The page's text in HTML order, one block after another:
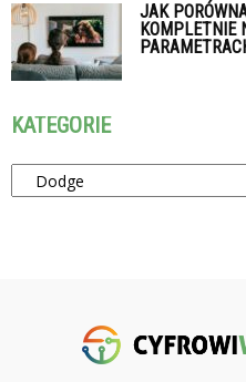
JAK
KOMPLETNIE
KATEGORIE
Kategorie